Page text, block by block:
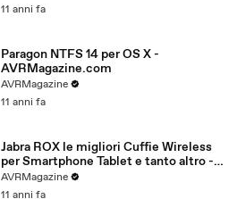
11 anni fa
Paragon NTFS 14 per OS X -
AVRMagazine.com
AVRMagazine
11 anni fa
Jabra ROX le migliori Cuffie Wireless
per Smartphone Tablet e tanto altro -
AVRMagazine.com (720p)
AVRMagazine
11 anni fa